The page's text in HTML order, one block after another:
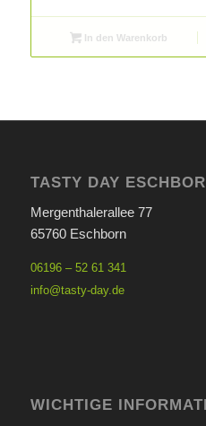
In den Warenkorb
TASTY DAY
Mergenthalerallee 77
65760 Eschborn
06196 – 52 61 341
info@tasty-day.de
WICHTIGE